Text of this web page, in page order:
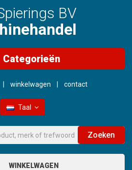
BV
Categorieën
winkelwagen contact
Taal
Zoeken
WINKELWAGEN